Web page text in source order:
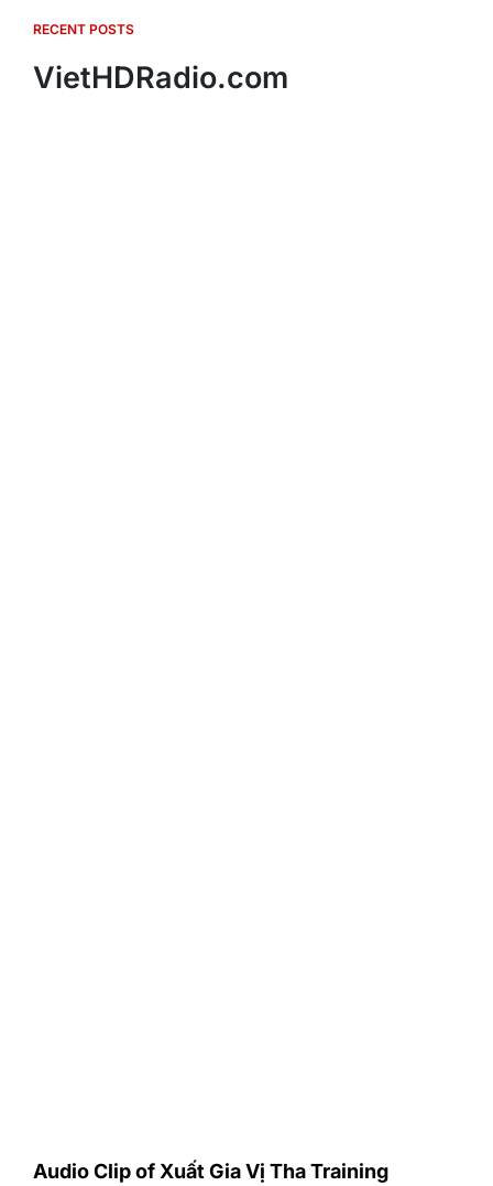
RECENT POSTS
VietHDRadio.com
Audio Clip of Xuất Gia Vị Tha Training